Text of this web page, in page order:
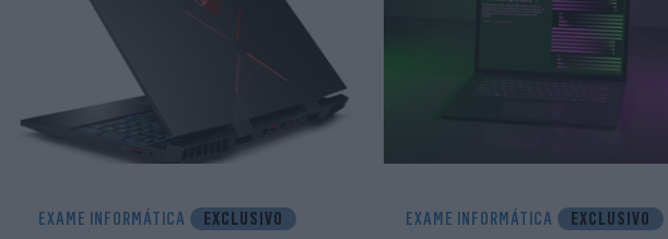
EXAME INFORMÁTICA EXCLUSIVO EXAME INFORMÁTICA EXCLUSIVO